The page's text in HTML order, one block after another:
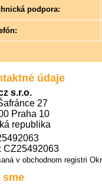
podpora:
údaje
s.r.o.
27
Praha 10
republika
CZ25492063
v obchodnom registri
sme